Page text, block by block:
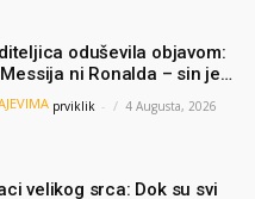
oduševila objavom:
ni Ronalda – sin je
Bosne”
prviklik - 4 Augusta, 2026
velikog srca: Dok su svi